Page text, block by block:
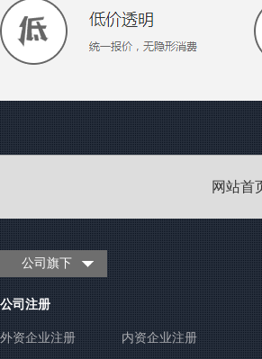
网站首
公司旗下
公司注册
外资企业注册 内资企业注册